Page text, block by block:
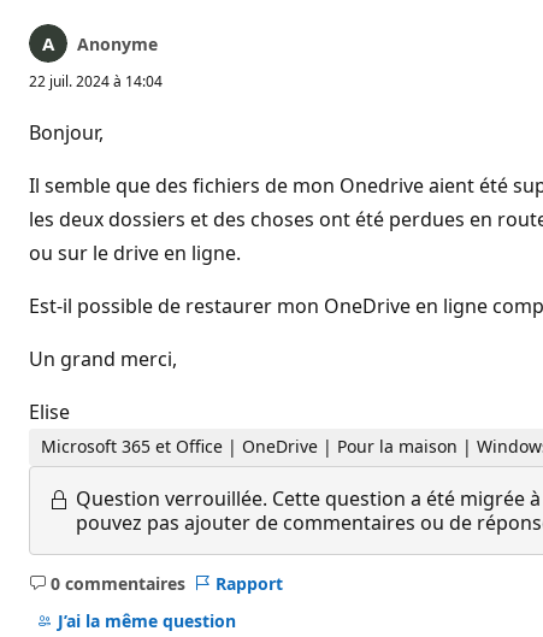
Anonyme
22 juil. 2024 à 14:04
Bonjour,
Il semble que des fichiers de mon Onedrive aient été
les deux dossiers et des choses ont été perdues en
ou sur le drive en ligne.
Est-il possible de restaurer mon OneDrive en ligne
Un grand merci,
Elise
Microsoft 365 et Office | OneDrive | Pour la maison |
Question verrouillée. Cette question a été migrée
pouvez pas ajouter de commentaires ou de
0 commentaires
Aucun
commentaire
Rapport
J’ai la même question